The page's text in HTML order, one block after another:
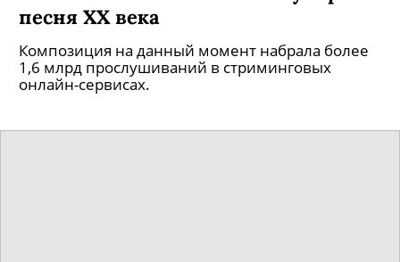
песня XX века
Композиция на данный момент набрала более
1,6 млрд прослушиваний в стриминговых
онлайн-сервисах.